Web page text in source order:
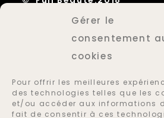
Gérer le
consentement
cookies
Pour offrir les meilleures
des technologies telles que les
et/ou accéder aux informations
fait de consentir à ces
Plan du site
Politique des cookies
SUIVEZ NOUS